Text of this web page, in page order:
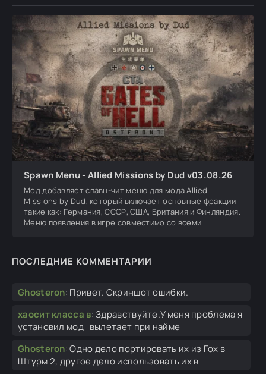
Spawn Menu - Allied Missions by Dud v03.08.26
Мод добавляет спавн-чит меню для мода Allied
Missions by Dud, который включает основные фракции
такие как: Германия, СССР, США, Британия и Финляндия.
Меню появления в игре совместимо со всеми
ПОСЛЕДНИЕ КОММЕНТАРИИ
Ghosteron: Привет. Скриншот ошибки.
хаосит класса в:Здравствуйте.У меня проблема я
установил мод вылетает при найме
Ghosteron:Одно дело портировать их из Гох в
Штурм 2, другое дело использовать их в